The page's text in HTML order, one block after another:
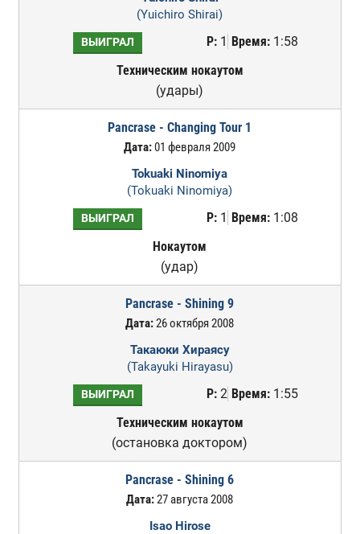
(Yuichiro Shirai)
ВЫИГРАЛ Р:1 Время:1:58
Техническим нокаутом
(удары)
Pancrase - Changing Tour 1
Дата:01 февраля 2009
Tokuaki Ninomiya
(Tokuaki Ninomiya)
ВЫИГРАЛ Р:1 Время:1:08
Нокаутом
(удар)
Pancrase - Shining 9
Дата:26 октября 2008
Такаюки Хираясу
(Takayuki Hirayasu)
ВЫИГРАЛ Р:2 Время:1:55
Техническим нокаутом
(остановка доктором)
Pancrase - Shining 6
Дата:27 августа 2008
Isao Hirose